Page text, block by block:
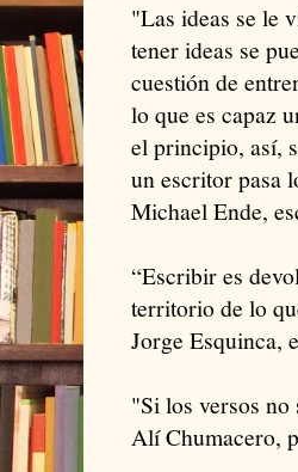
"Las ideas se le
tener ideas se
cuestión de
lo que es capaz
el principio, así,
un escritor pasa
Michael Ende,
“Escribir es
territorio de lo
Jorge Esquinca,
"Si los versos
Alí Chumacero,